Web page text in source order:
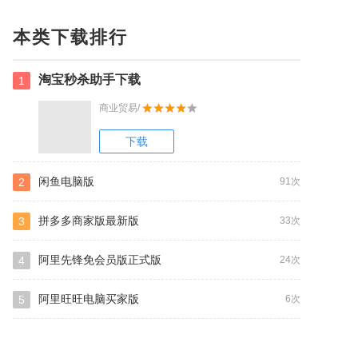
本类下载排行
1 淘宝秒杀助手下载
商业贸易/
下载
91次
2 闲鱼电脑版
33次
3 拼多多商家版最新版
24次
4 阿里先锋免会员版正式版
6次
5 阿里旺旺电脑买家版